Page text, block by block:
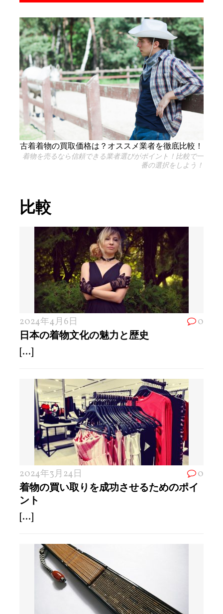
古着着物の買取価格は？オススメ業者を徹底比較！
着物を売るなら信頼できる業者選びがポイント！比較で一
番の選択をしよう！
比較
2024年4月6日 0
日本の着物文化の魅力と歴史
[...]
2024年3月24日 0
着物の買い取りを成功させるためのポイ
ント
[...]